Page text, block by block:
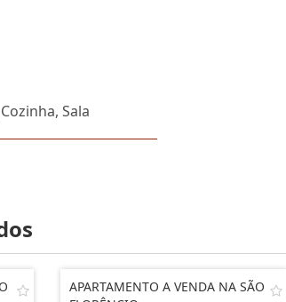
Sala
APARTAMENTO A VENDA NA SÃO